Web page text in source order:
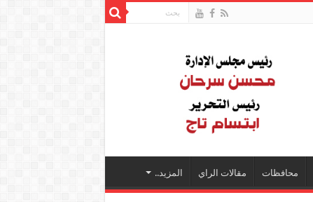
محافظات مقالات الراي المزيد..